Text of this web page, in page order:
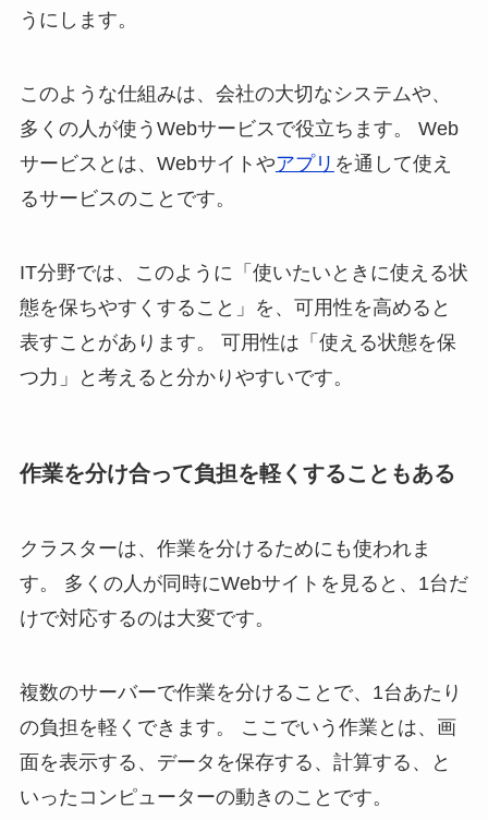
うにします。
このような仕組みは、会社の大切なシステムや、
多くの人が使うWebサービスで役立ちます。 Web
サービスとは、Webサイトやアプリ を通して使え
るサービスのことです。
IT分野では、このように「使いたいときに使える状
態を保ちやすくすること」を、可用性を高めると
表すことがあります。 可用性は「使える状態を保
つ力」と考えると分かりやすいです。
作業を分け合って負担を軽くすることもある
クラスターは、作業を分けるためにも使われま
す。 多くの人が同時にWebサイトを見ると、1台だ
けで対応するのは大変です。
複数のサーバーで作業を分けることで、1台あたり
の負担を軽くできます。 ここでいう作業とは、画
面を表示する、データを保存する、計算する、と
いったコンピューターの動きのことです。